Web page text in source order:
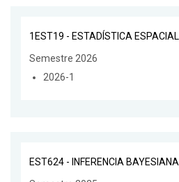
1EST19 - ESTADÍSTICA ESPACIAL
Semestre 2026
2026-1
EST624 - INFERENCIA BAYESIANA